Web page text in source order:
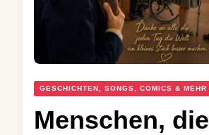
GESCHICHTEN, SONGS, COMICS & MEHR
Menschen, die